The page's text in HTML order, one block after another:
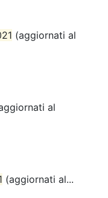
(aggiornati al
al
(aggiornati al...